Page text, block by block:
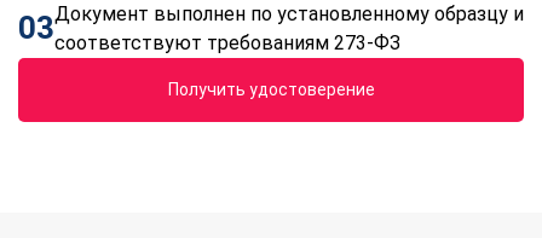
03Документ выполнен по установленному образцу и
соответствуют требованиям 273-ФЗ
Получить удостоверение